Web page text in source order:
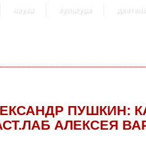
наука культура
ПУШКИН:
АЛЕКСЕЯ